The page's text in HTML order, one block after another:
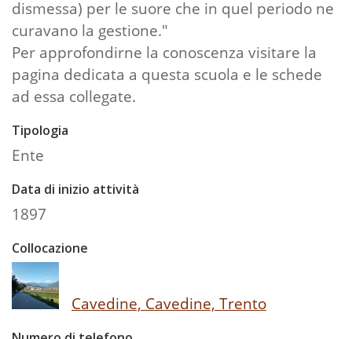
dismessa) per le suore che in quel periodo ne
curavano la gestione."
Per approfondirne la conoscenza visitare la
pagina dedicata a questa scuola e le schede
ad essa collegate.
Tipologia
Ente
Data di inizio attività
1897
Collocazione
Cavedine, Cavedine, Trento